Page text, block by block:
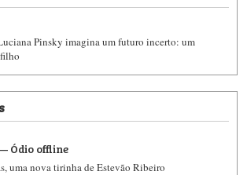
Pinsky imagina um futuro incerto: um
Ódio offline
uma nova tirinha de Estevão Ribeiro